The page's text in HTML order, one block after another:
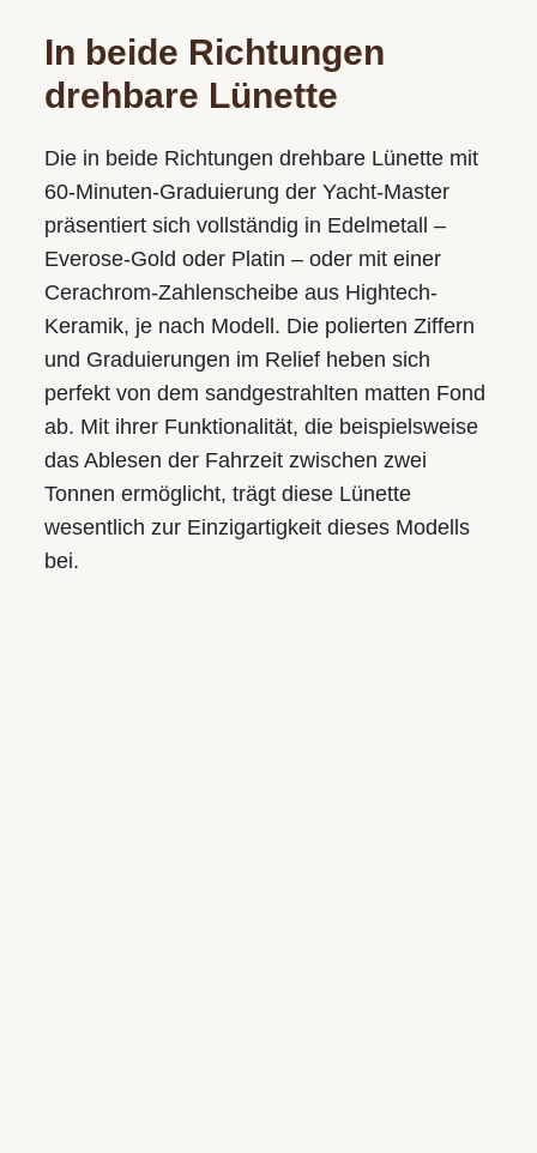
In beide Richtungen
drehbare Lünette
Die in beide Richtungen drehbare Lünette mit
60-Minuten-Graduierung der Yacht‑Master
präsentiert sich vollständig in Edelmetall –
Everose-Gold oder Platin – oder mit einer
Cerachrom-Zahlenscheibe aus Hightech-
Keramik, je nach Modell. Die polierten Ziffern
und Graduierungen im Relief heben sich
perfekt von dem sandgestrahlten matten Fond
ab. Mit ihrer Funktionalität, die beispielsweise
das Ablesen der Fahrzeit zwischen zwei
Tonnen ermöglicht, trägt diese Lünette
wesentlich zur Einzigartigkeit dieses Modells
bei.